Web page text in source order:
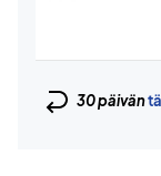
30 päivän